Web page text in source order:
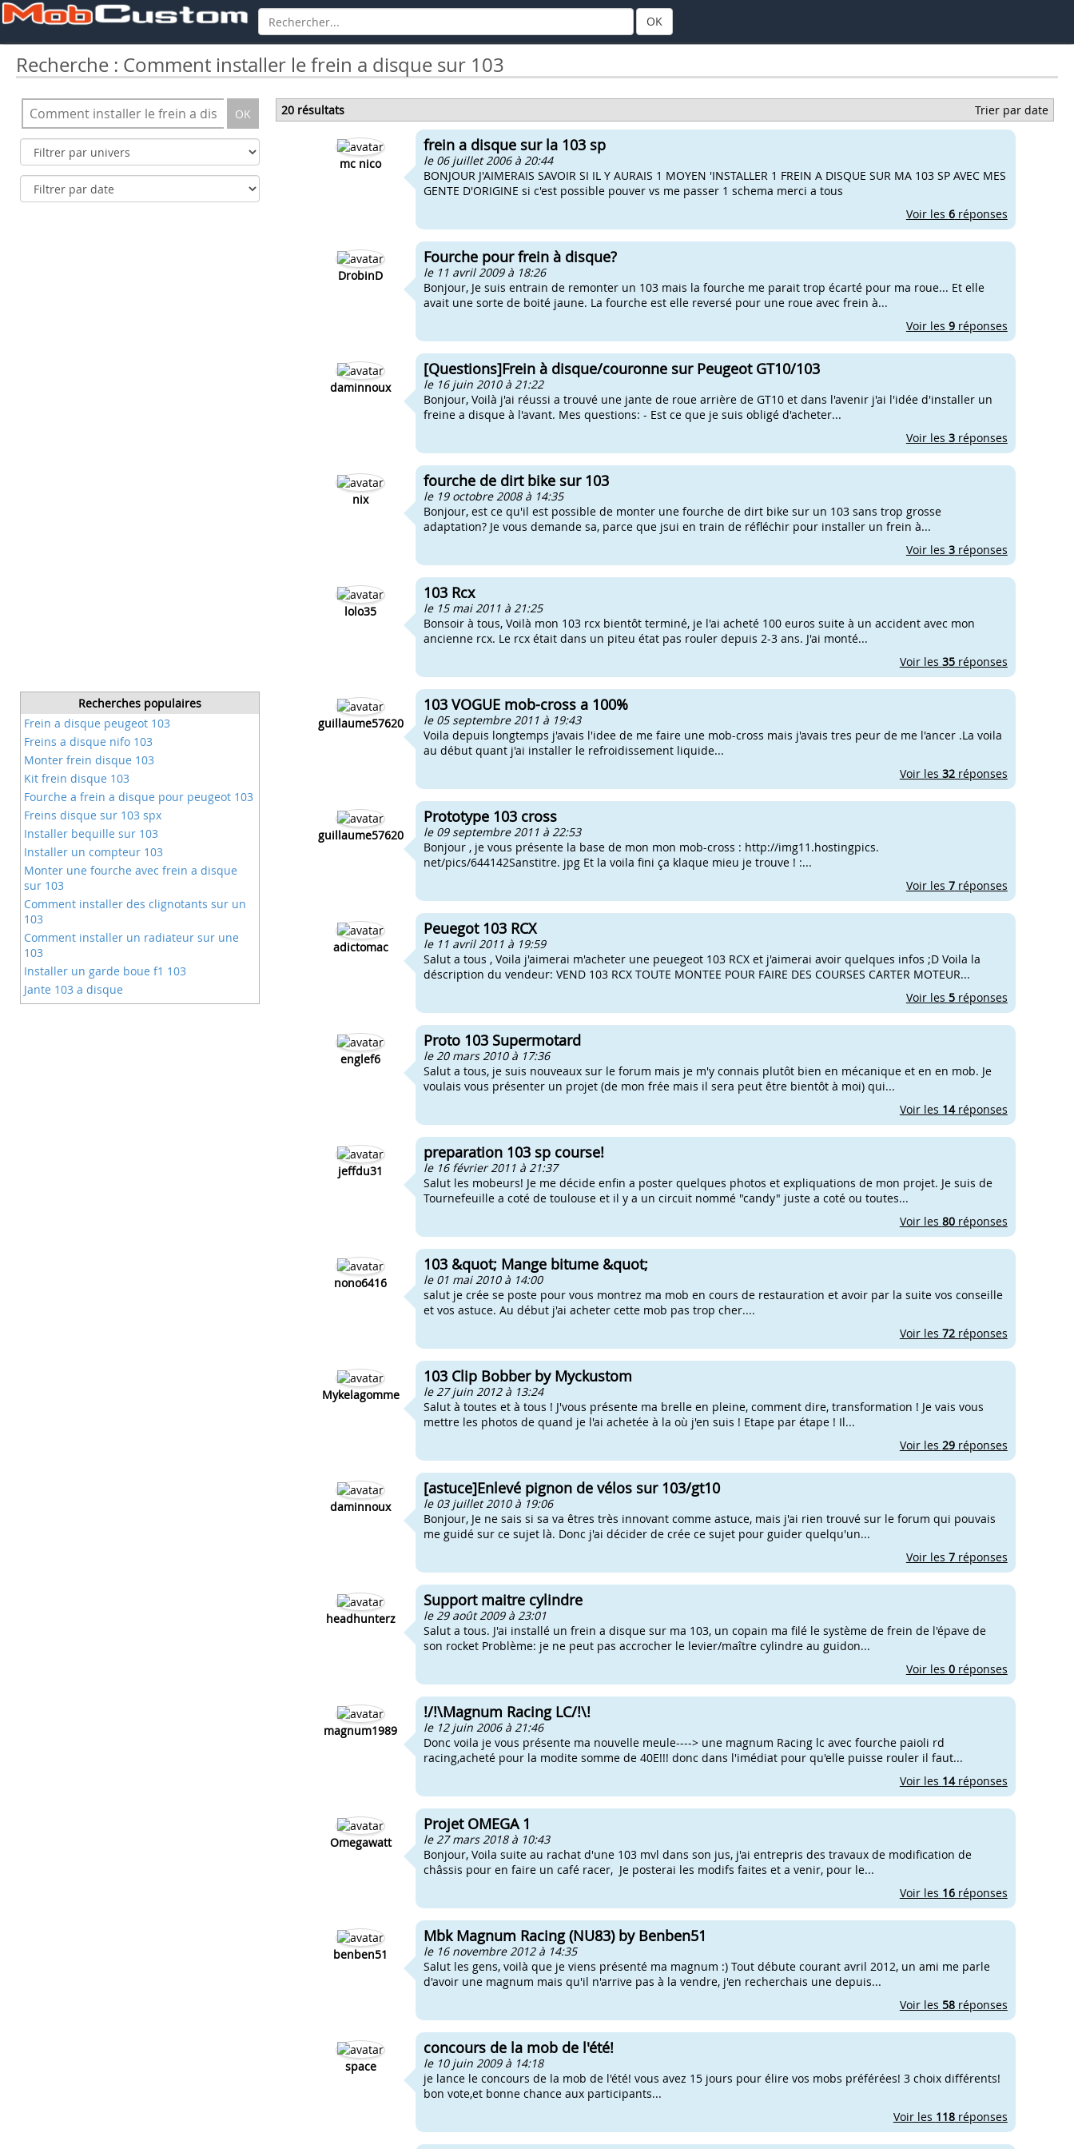
OK
Recherche : Comment installer le frein a disque sur 103
OK
Recherches populaires
Frein a disque peugeot 103
Freins a disque nifo 103
Monter frein disque 103
Kit frein disque 103
Fourche a frein a disque pour peugeot 103
Freins disque sur 103 spx
Installer bequille sur 103
Installer un compteur 103
Monter une fourche avec frein a disque
sur 103
Comment installer des clignotants sur un
103
Comment installer un radiateur sur une
103
Installer un garde boue f1 103
Jante 103 a disque
Frein a disque fourche ebr
20 résultats Trier par date
mc nico
frein a disque sur la 103 sp
le 06 juillet 2006 à 20:44
BONJOUR J'AIMERAIS SAVOIR SI IL Y AURAIS 1 MOYEN 'INSTALLER 1 FREIN A DISQUE SUR MA 103 SP AVEC MES
GENTE D'ORIGINE si c'est possible pouver vs me passer 1 schema merci a tous
Voir les 6réponses
DrobinD
Fourche pour frein à disque?
le 11 avril 2009 à 18:26
Bonjour, Je suis entrain de remonter un 103 mais la fourche me parait trop écarté pour ma roue... Et elle
avait une sorte de boité jaune. La fourche est elle reversé pour une roue avec frein à...
Voir les 9réponses
daminnoux
[Questions]Frein à disque/couronne sur Peugeot GT10/103
le 16 juin 2010 à 21:22
Bonjour, Voilà j'ai réussi a trouvé une jante de roue arrière de GT10 et dans l'avenir j'ai l'idée d'installer un
freine a disque à l'avant. Mes questions: - Est ce que je suis obligé d'acheter...
Voir les 3réponses
nix
fourche de dirt bike sur 103
le 19 octobre 2008 à 14:35
Bonjour, est ce qu'il est possible de monter une fourche de dirt bike sur un 103 sans trop grosse
adaptation? Je vous demande sa, parce que jsui en train de réfléchir pour installer un frein à...
Voir les 3réponses
lolo35
103 Rcx
le 15 mai 2011 à 21:25
Bonsoir à tous, Voilà mon 103 rcx bientôt terminé, je l'ai acheté 100 euros suite à un accident avec mon
ancienne rcx. Le rcx était dans un piteu état pas rouler depuis 2-3 ans. J'ai monté...
Voir les 35réponses
guillaume57620
103 VOGUE mob-cross a 100%
le 05 septembre 2011 à 19:43
Voila depuis longtemps j'avais l'idee de me faire une mob-cross mais j'avais tres peur de me l'ancer .La voila
au début quant j'ai installer le refroidissement liquide...
Voir les 32réponses
guillaume57620
Prototype 103 cross
le 09 septembre 2011 à 22:53
Bonjour , je vous présente la base de mon mon mob-cross : http://img11.hostingpics.
net/pics/644142Sanstitre. jpg Et la voila fini ça klaque mieu je trouve ! :...
Voir les 7réponses
adictomac
Peuegot 103 RCX
le 11 avril 2011 à 19:59
Salut a tous , Voila j'aimerai m'acheter une peuegeot 103 RCX et j'aimerai avoir quelques infos ;D Voila la
déscription du vendeur: VEND 103 RCX TOUTE MONTEE POUR FAIRE DES COURSES CARTER MOTEUR...
Voir les 5réponses
englef6
Proto 103 Supermotard
le 20 mars 2010 à 17:36
Salut a tous, je suis nouveaux sur le forum mais je m'y connais plutôt bien en mécanique et en en mob. Je
voulais vous présenter un projet (de mon frée mais il sera peut être bientôt à moi) qui...
Voir les 14réponses
jeffdu31
preparation 103 sp course!
le 16 février 2011 à 21:37
Salut les mobeurs! Je me décide enfin a poster quelques photos et expliquations de mon projet. Je suis de
Tournefeuille a coté de toulouse et il y a un circuit nommé "candy" juste a coté ou toutes...
Voir les 80réponses
nono6416
103 &quot; Mange bitume &quot;
le 01 mai 2010 à 14:00
salut je crée se poste pour vous montrez ma mob en cours de restauration et avoir par la suite vos conseille
et vos astuce. Au début j'ai acheter cette mob pas trop cher....
Voir les 72réponses
Mykelagomme
103 Clip Bobber by Myckustom
le 27 juin 2012 à 13:24
Salut à toutes et à tous ! J'vous présente ma brelle en pleine, comment dire, transformation ! Je vais vous
mettre les photos de quand je l'ai achetée à la où j'en suis ! Etape par étape ! Il...
Voir les 29réponses
daminnoux
[astuce]Enlevé pignon de vélos sur 103/gt10
le 03 juillet 2010 à 19:06
Bonjour, Je ne sais si sa va êtres très innovant comme astuce, mais j'ai rien trouvé sur le forum qui pouvais
me guidé sur ce sujet là. Donc j'ai décider de crée ce sujet pour guider quelqu'un...
Voir les 7réponses
headhunterz
Support maitre cylindre
le 29 août 2009 à 23:01
Salut a tous. J'ai installé un frein a disque sur ma 103, un copain ma filé le système de frein de l'épave de
son rocket Problème: je ne peut pas accrocher le levier/maître cylindre au guidon...
Voir les 0réponses
magnum1989
!/!\Magnum Racing LC/!\!
le 12 juin 2006 à 21:46
Donc voila je vous présente ma nouvelle meule----> une magnum Racing lc avec fourche paioli rd
racing,acheté pour la modite somme de 40E!!! donc dans l'imédiat pour qu'elle puisse rouler il faut...
Voir les 14réponses
Omegawatt
Projet OMEGA 1
le 27 mars 2018 à 10:43
Bonjour, Voila suite au rachat d'une 103 mvl dans son jus, j'ai entrepris des travaux de modification de
châssis pour en faire un café racer, Je posterai les modifs faites et a venir, pour le...
Voir les 16réponses
benben51
Mbk Magnum Racing (NU83) by Benben51
le 16 novembre 2012 à 14:35
Salut les gens, voilà que je viens présenté ma magnum :) Tout débute courant avril 2012, un ami me parle
d'avoir une magnum mais qu'il n'arrive pas à la vendre, j'en recherchais une depuis...
Voir les 58réponses
space
concours de la mob de l'été!
le 10 juin 2009 à 14:18
je lance le concours de la mob de l'été! vous avez 15 jours pour élire vos mobs préférées! 3 choix différents!
bon vote,et bonne chance aux participants...
Voir les 118réponses